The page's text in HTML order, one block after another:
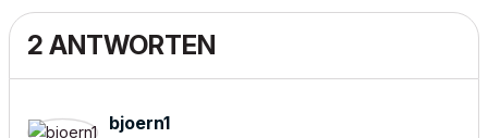
2 ANTWORTEN
bjoern1